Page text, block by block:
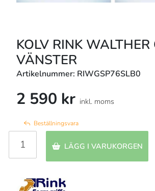
KOLV RINK WALTHER
VÄNSTER
Artikelnummer: RIWGSP76SLB0
2 590 kr inkl. moms
Beställningsvara
LÄGG I VARUKORGEN